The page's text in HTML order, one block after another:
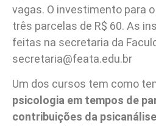
vagas. O investimento para
três parcelas de R$ 60. As
feitas na secretaria da
secretaria@feata.edu.br
Um dos cursos tem como
psicologia em tempos de
contribuições da